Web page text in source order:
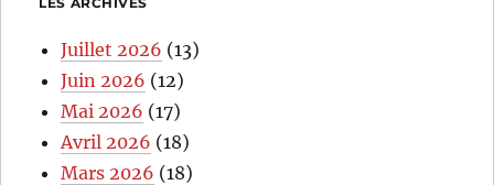
Juillet 2026 (13)
Juin 2026 (12)
Mai 2026 (17)
Avril 2026 (18)
Mars 2026 (18)